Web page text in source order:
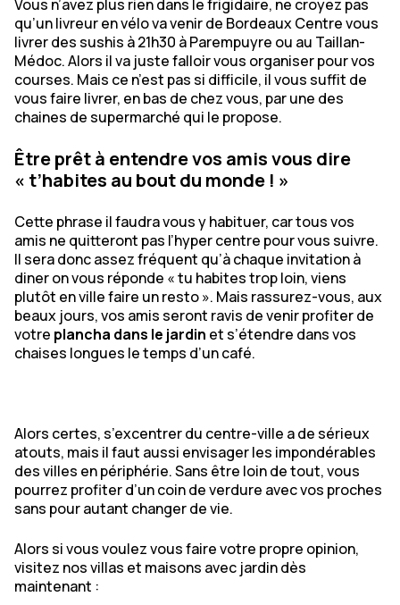
Vous n’avez plus rien dans le frigidaire, ne croyez pas
qu’un livreur en vélo va venir de Bordeaux Centre vous
livrer des sushis à 21h30 à Parempuyre ou au Taillan-
Médoc. Alors il va juste falloir vous organiser pour vos
courses. Mais ce n’est pas si difficile, il vous suffit de
vous faire livrer, en bas de chez vous, par une des
chaines de supermarché qui le propose.
Être prêt à entendre vos amis vous dire
« t’habites au bout du monde ! »
Cette phrase il faudra vous y habituer, car tous vos
amis ne quitteront pas l’hyper centre pour vous suivre.
Il sera donc assez fréquent qu’à chaque invitation à
diner on vous réponde « tu habites trop loin, viens
plutôt en ville faire un resto ». Mais rassurez-vous, aux
beaux jours, vos amis seront ravis de venir profiter de
votre plancha dans le jardin et s’étendre dans vos
chaises longues le temps d’un café.
Alors certes, s’excentrer du centre-ville a de sérieux
atouts, mais il faut aussi envisager les impondérables
des villes en périphérie. Sans être loin de tout, vous
pourrez profiter d’un coin de verdure avec vos proches
sans pour autant changer de vie.
Alors si vous voulez vous faire votre propre opinion,
visitez nos villas et maisons avec jardin dès
maintenant :